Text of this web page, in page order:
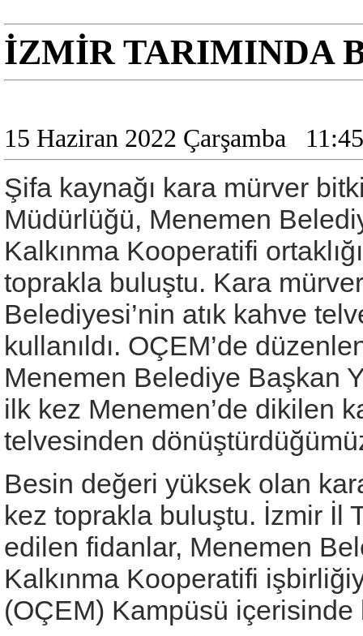
İZMİR TARIMINDA
15 Haziran 2022 Çarşamba 11:45
Şifa kaynağı kara mürver
Müdürlüğü, Menemen
Kalkınma Kooperatifi
toprakla buluştu. Kara
Belediyesi’nin atık kahve
kullanıldı. OÇEM’de
Menemen Belediye Başkan
ilk kez Menemen’de dikilen
telvesinden
Besin değeri yüksek olan
kez toprakla buluştu. İzmir İl
edilen fidanlar, Menemen
Kalkınma Kooperatifi
(OÇEM) Kampüsü